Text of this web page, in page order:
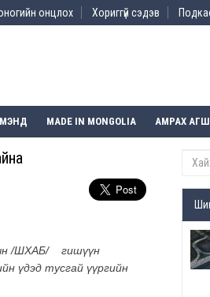
онцлох Хориггүй сэдэв
MADE IN MONGOLIA АМРАХ
/ШХАБ/ гишүүн
үдэд тусгай үүргийн